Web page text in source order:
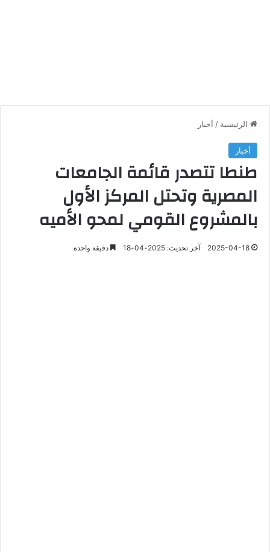
الرئيسية / أخبار
أخبار
طنطا تتصدر قائمة الجامعات
المصرية وتحتل المركز الأول
بالمشروع القومي لمحو الأميه
2025-04-18 آخر تحديث: 2025-04-18 دقيقة واحدة